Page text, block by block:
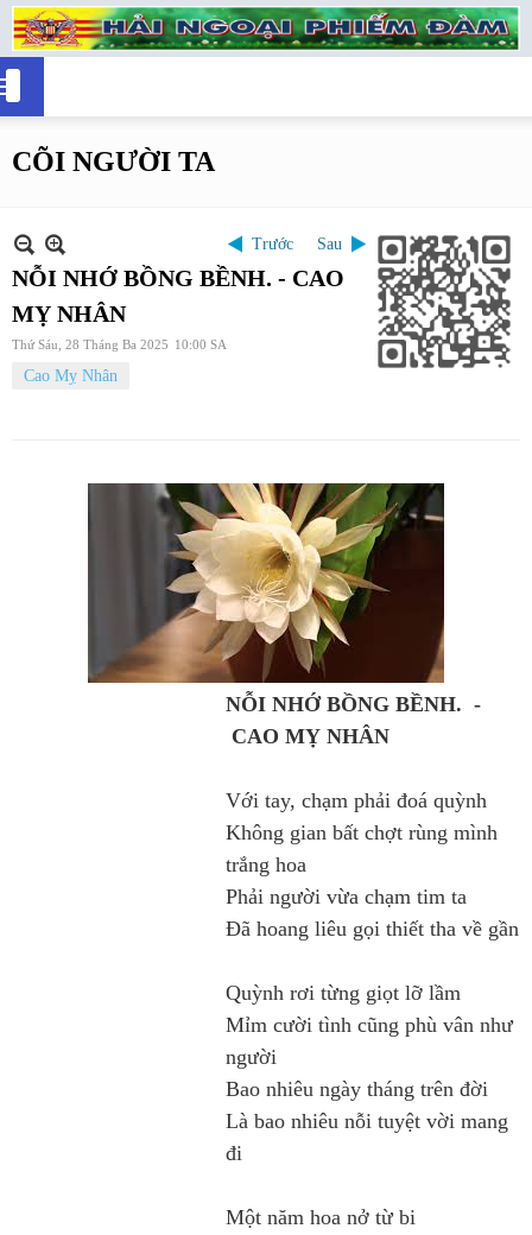
CÕI NGƯỜI TA
Trước Sau
NỖI NHỚ BỒNG BỀNH. - CAO
MỴ NHÂN
Thứ Sáu, 28 Tháng Ba 2025 10:00 SA
Cao Mỵ Nhân
NỖI NHỚ BỒNG BỀNH. -
CAO MỴ NHÂN
Với tay, chạm phải đoá quỳnh
Không gian bất chợt rùng mình
trắng hoa
Phải người vừa chạm tim ta
Đã hoang liêu gọi thiết tha về gần
Quỳnh rơi từng giọt lỡ lầm
Mỉm cười tình cũng phù vân như
người
Bao nhiêu ngày tháng trên đời
Là bao nhiêu nỗi tuyệt vời mang
đi
Một năm hoa nở từ bi